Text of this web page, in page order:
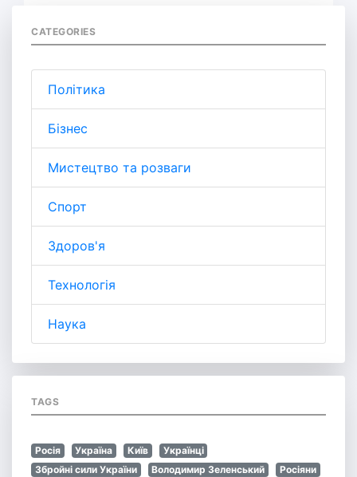
CATEGORIES
Політика
Бізнес
Мистецтво та розваги
Спорт
Здоров'я
Технологія
Наука
TAGS
Росія Україна Київ
Українці
Збройні сили України
Володимир Зеленський
Росіяни